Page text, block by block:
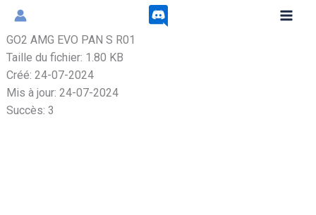
Aller
contenu
GO2 AMG EVO PAN S R01
Taille du fichier: 1.80 KB
Créé: 24-07-2024
Mis à jour: 24-07-2024
Succès: 3